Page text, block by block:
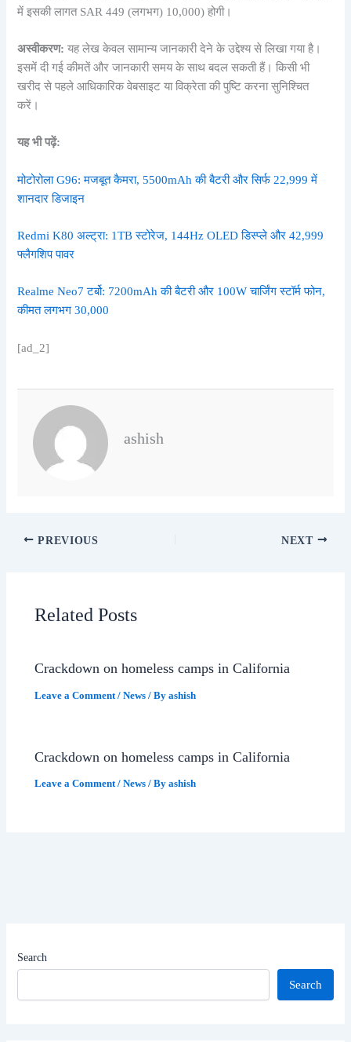
में इसकी लागत SAR 449 (लगभग) 10,000) होगी।
अस्वीकरण: यह लेख केवल सामान्य जानकारी देने के उद्देश्य से लिखा गया है।
इसमें दी गई कीमतें और जानकारी समय के साथ बदल सकती हैं। किसी भी
खरीद से पहले आधिकारिक वेबसाइट या विक्रेता की पुष्टि करना सुनिश्चित
करें।
यह भी पढ़ें:
मोटोरोला G96: मजबूत कैमरा, 5500mAh की बैटरी और सिर्फ 22,999 में
शानदार डिजाइन
Redmi K80 अल्ट्रा: 1TB स्टोरेज, 144Hz OLED डिस्प्ले और 42,999
फ्लैगशिप पावर
Realme Neo7 टर्बो: 7200mAh की बैटरी और 100W चार्जिंग स्टॉर्म फोन,
कीमत लगभग 30,000
[ad_2]
ashish
PREVIOUS NEXT
Related Posts
Crackdown on homeless camps in California
Leave a Comment /News / Byashish
Crackdown on homeless camps in California
Leave a Comment /News / Byashish
Search
Search